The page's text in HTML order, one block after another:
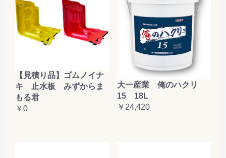
【見積り品】ゴムノイナ
キ 止水板 みずからま
もる君
￥0
大一産業 俺のハクリ
15 18L
￥24,420